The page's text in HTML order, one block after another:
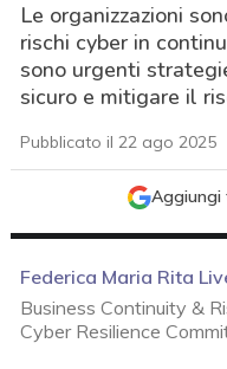
Le organizzazioni
rischi cyber in
sono urgenti
sicuro e mitigare il
Pubblicato il 22 ago 2025
Aggiungi
Federica Maria Rita
Business Continuity &
Cyber Resilience